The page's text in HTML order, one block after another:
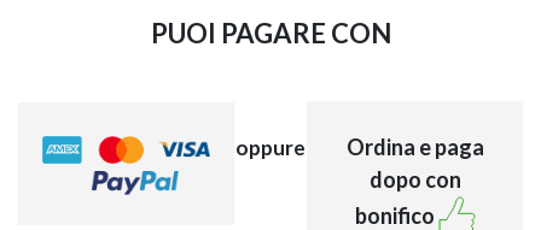
PUOI PAGARE CON
oppure
Ordina e paga
dopo con
bonifico